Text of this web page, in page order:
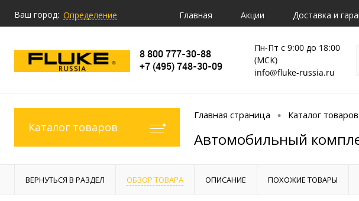
Ваш город: Определение Главная Акции Доставка и
8 800 777-30-88
+7 (495) 748-30-09
Пн-Пт с 9:00 до 18:00
(МСК)
info@fluke-russia.ru
Каталог товаров
Главная страница • Каталог товаров
Автомобильный
ВЕРНУТЬСЯ В РАЗДЕЛ ОБЗОР ТОВАРА ОПИСАНИЕ ПОХОЖИЕ ТОВАРЫ